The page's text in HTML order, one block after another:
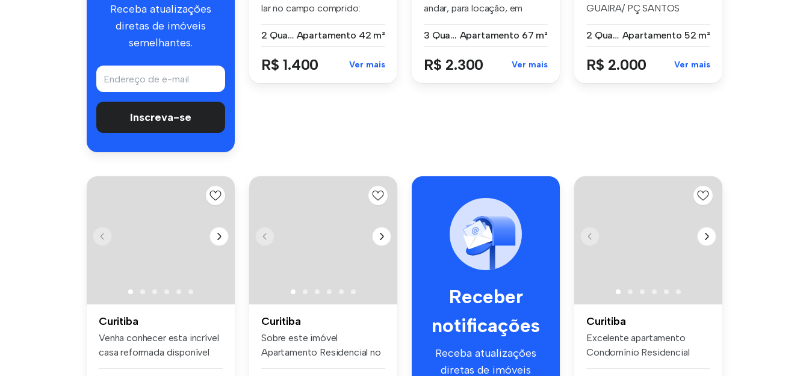
Receba atualizações
diretas de imóveis
semelhantes.
Inscreva-se
lar no campo comprido:
2 Quartos Apartamento 42 m²
R$ 1.400 Ver mais
andar, para locação, em
3 Quartos Apartamento 67 m²
R$ 2.300 Ver mais
GUAIRA/ PÇ SANTOS
2 Quartos Apartamento 52 m²
R$ 2.000 Ver mais
Curitiba
Venha conhecer esta incrível
casa reformada disponível
Curitiba
Sobre este imóvel
Apartamento Residencial no
Receber
notificações
Receba atualizações
diretas de imóveis
Curitiba
Excelente apartamento
Condomínio Residencial